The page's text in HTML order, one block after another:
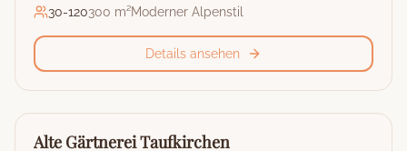
30-120300 m²Moderner Alpenstil
Details ansehen
🏰
Restaurant & Eventlocation
Alte Gärtnerei Taufkirchen